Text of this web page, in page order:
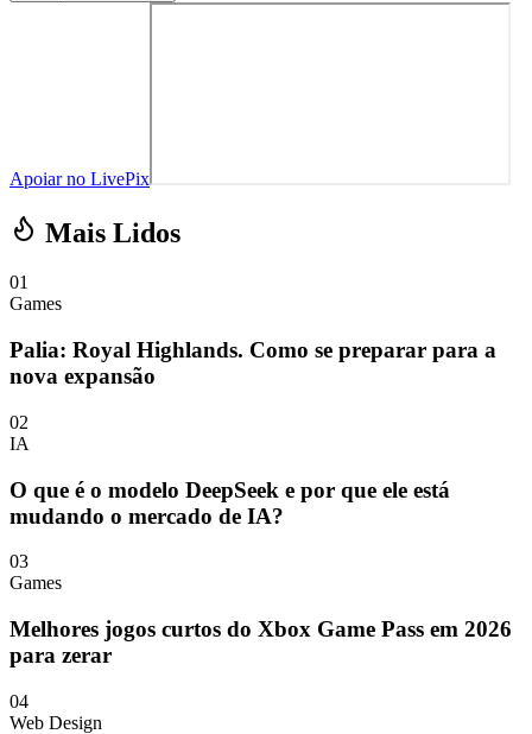
Apoiar no LivePix
Mais Lidos
01
Games
Palia: Royal Highlands. Como se preparar para a
nova expansão
02
IA
O que é o modelo DeepSeek e por que ele está
mudando o mercado de IA?
03
Games
Melhores jogos curtos do Xbox Game Pass em 2026
para zerar
04
Web Design